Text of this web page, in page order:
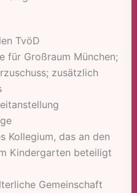
TvöD
für Großraum München;
zusätzlich
Kollegium, das an den
Kindergarten beteiligt
Gemeinschaft